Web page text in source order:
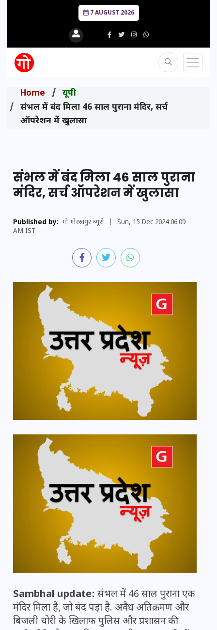
7 AUGUST 2026
Home
यूपी
संभल में बंद मिला 46 साल पुराना मंदिर, सर्च
ऑपरेशन में खुलासा
संभल में बंद मिला 46 साल पुराना
मंदिर, सर्च ऑपरेशन में खुलासा
Published by: गो गोरखपुर ब्यूरो
Sun, 15 Dec 2024 06:09
AM IST
Sambhal update: संभल में 46 साल पुराना एक
मंदिर मिला है, जो बंद पड़ा है. अवैध अतिक्रमण और
बिजली चोरी के खिलाफ पुलिस और प्रशासन की